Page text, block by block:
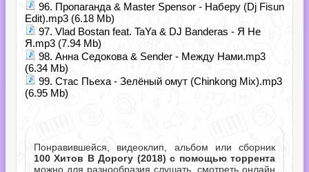
96. Пропаганда & Master Spensor - Наберу (Dj Fisun
Edit).mp3 (6.18 Mb)
97. Vlad Bostan feat. TaYa & DJ Banderas - Я Не
Я.mp3 (7.94 Mb)
98. Анна Седокова & Sender - Между Нами.mp3
(6.34 Mb)
99. Стас Пьеха - Зелёный омут (Chinkong Mix).mp3
(6.95 Mb)
Понравившейся, видеоклип, альбом или сборник
100 Хитов В Дорогу (2018) с помощью торрента
можно для разнообразия слушать, смотреть онлайн